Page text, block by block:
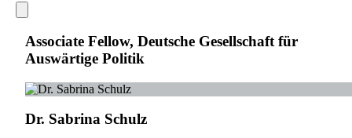
Associate Fellow, Deutsche Gesellschaft für
Auswärtige Politik
Dr. Sabrina Schulz